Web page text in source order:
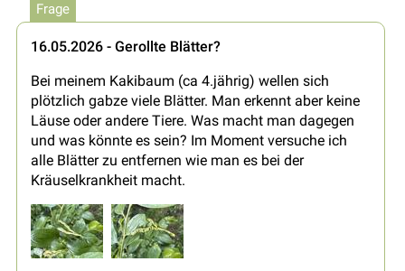
Frage
16.05.2026 - Gerollte Blätter?
Bei meinem Kakibaum (ca 4.jährig) wellen sich
plötzlich gabze viele Blätter. Man erkennt aber keine
Läuse oder andere Tiere. Was macht man dagegen
und was könnte es sein? Im Moment versuche ich
alle Blätter zu entfernen wie man es bei der
Kräuselkrankheit macht.